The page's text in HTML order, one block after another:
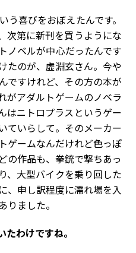
喜びをおぼえたんです。
次第に新刊を買うようにな
ノベルが中心だったんです
たのが、虚淵玄さん。今や
ですけれど、その方の本が
がアダルトゲームのノベラ
はニトロプラスというゲー
ていらして。そのメーカー
ゲームなんだけれど色っぽ
の作品も、拳銃で撃ちあっ
、大型バイクを乗り回した
、申し訳程度に濡れ場を入
りました。
たわけですね。